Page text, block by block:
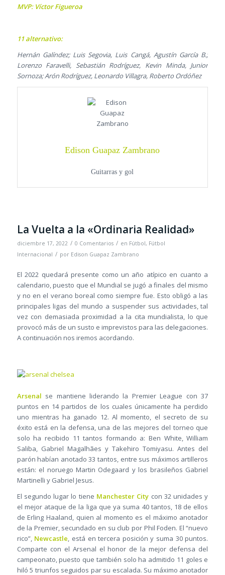
MVP: Víctor Figueroa
11 alternativo:
Hernán Galíndez; Luis Segovia, Luis Cangá, Agustín García B.;
Lorenzo Faravelli, Sebastián Rodríguez, Kevin Minda, Junior
Sornoza; Arón Rodríguez, Leonardo Villagra, Roberto Ordóñez
Edison Guapaz Zambrano
Guitarras y gol
La Vuelta a la «Ordinaria Realidad»
diciembre 17, 2022 / 0 Comentarios / en Fútbol, Fútbol
Internacional / por Edison Guapaz Zambrano
El 2022 quedará presente como un año atípico en cuanto a
calendario, puesto que el Mundial se jugó a finales del mismo
y no en el verano boreal como siempre fue. Esto obligó a las
principales ligas del mundo a suspender sus actividades, tal
vez con demasiada proximidad a la cita mundialista, lo que
provocó más de un susto e imprevistos para las delegaciones.
A continuación nos iremos acordando.
Arsenal se mantiene liderando la Premier League con 37
puntos en 14 partidos de los cuales únicamente ha perdido
uno mientras ha ganado 12. Al momento, el secreto de su
éxito está en la defensa, una de las mejores del torneo que
solo ha recibido 11 tantos formando a: Ben White, William
Saliba, Gabriel Magalhães y Takehiro Tomiyasu. Antes del
parón habían anotado 33 tantos, entre sus máximos artilleros
están: el noruego Martin Odegaard y los brasileños Gabriel
Martinelli y Gabriel Jesus.
El segundo lugar lo tiene Manchester City con 32 unidades y
el mejor ataque de la liga que ya suma 40 tantos, 18 de ellos
de Erling Haaland, quien al momento es el máximo anotador
de la Premier, secundado en su club por Phil Foden. El “nuevo
rico”, Newcastle , está en tercera posición y suma 30 puntos.
Comparte con el Arsenal el honor de la mejor defensa del
campeonato, puesto que también solo ha admitido 11 goles e
hiló 5 triunfos seguidos par su escalada. Su máximo anotador